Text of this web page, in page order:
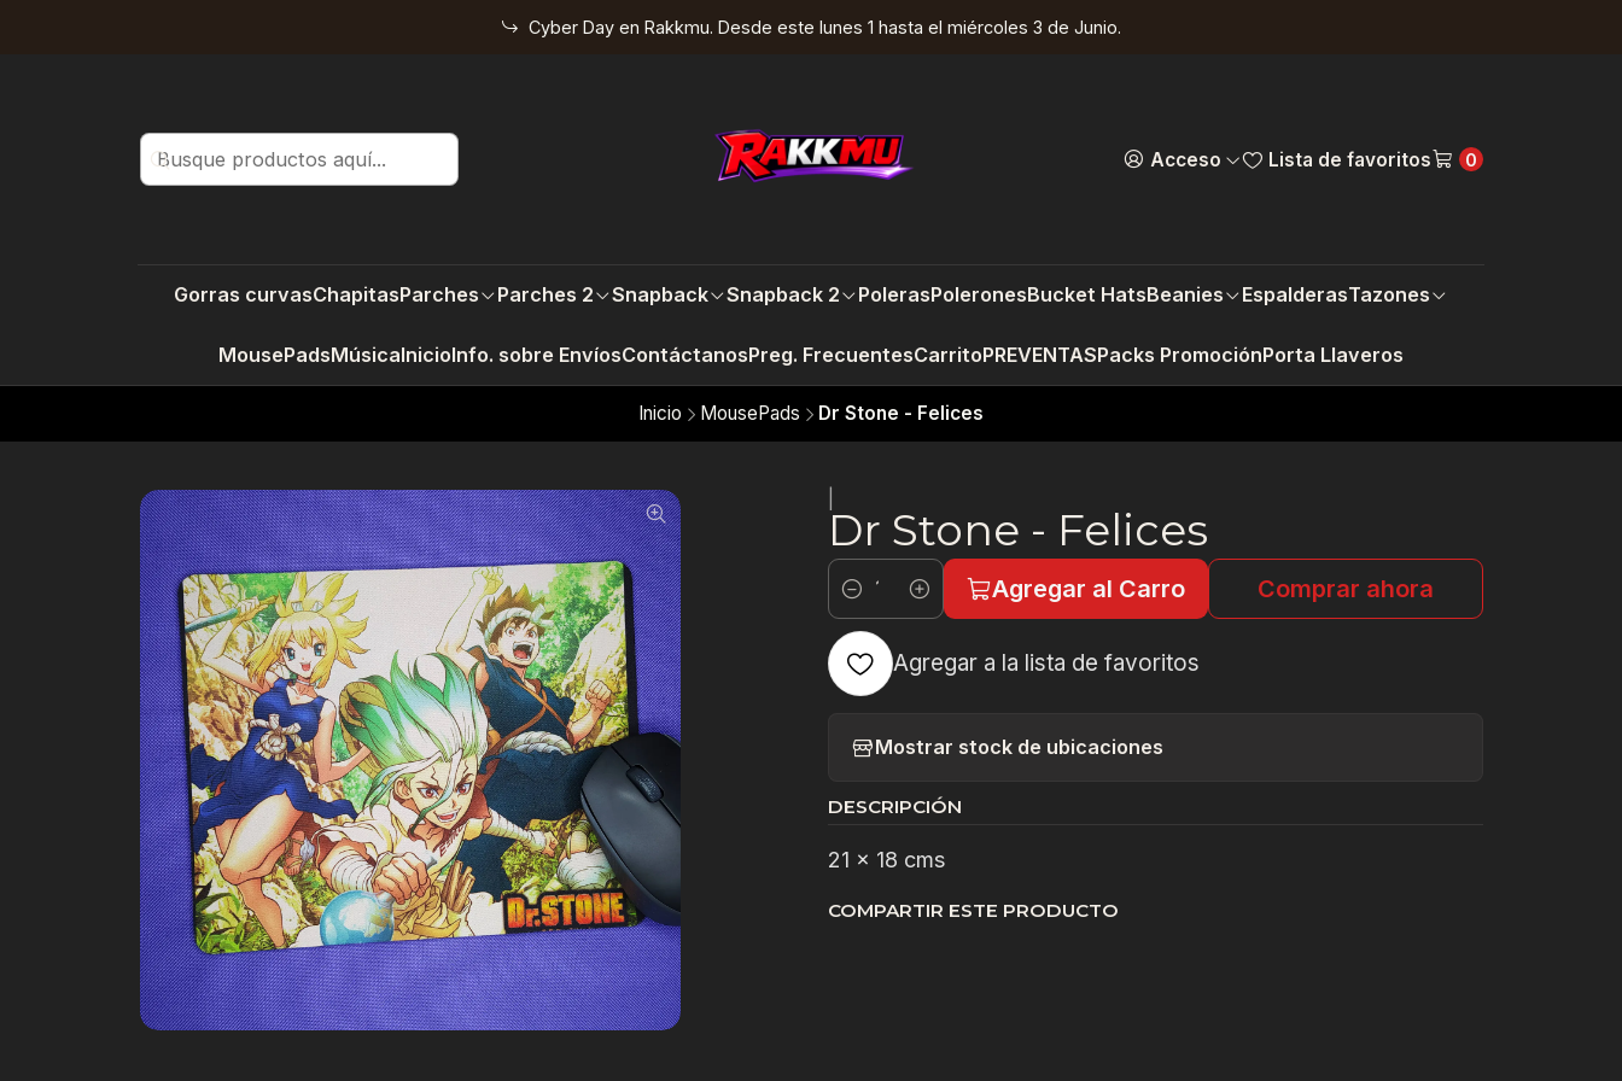
Acceso Lista de favoritos 0
Gorras curvasChapitasParches Parches 2 Snapback Snapback 2 PolerasPoleronesBucket HatsBeanies EspalderasTazones
MousePadsMúsicaInicioInfo. sobre EnvíosContáctanosPreg. FrecuentesCarritoPREVENTASPacks PromociónPorta Llaveros
Cyber Day en Rakkmu. Desde este lunes 1 hasta el miércoles 3 de Junio.
Inicio MousePads Dr Stone - Felices
Dr Stone - Felices
Cantidad
Agregar al Carro Comprar ahora
Agregar a la lista de favoritos
Mostrar stock de ubicaciones
DESCRIPCIÓN
21 x 18 cms
COMPARTIR ESTE PRODUCTO